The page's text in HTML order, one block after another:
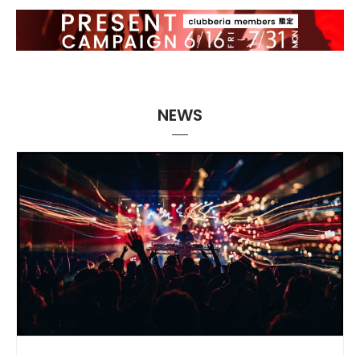
NEWS